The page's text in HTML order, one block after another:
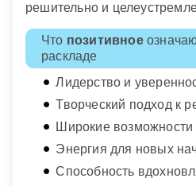
решительно и
Что позитивное
раскладе
Лидерство и
Творческий подход к
Широкие
Энергия для новых
Способность